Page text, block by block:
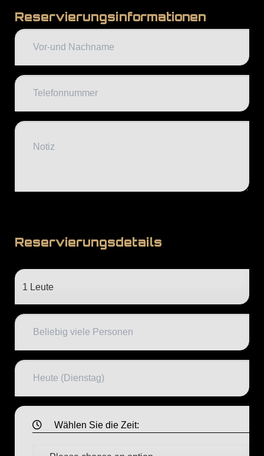
Reservierungsinformationen
Reservierungsdetails
Wählen Sie die Zeit: